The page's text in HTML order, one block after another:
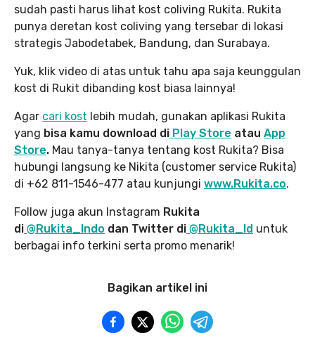
sudah pasti harus lihat kost coliving Rukita. Rukita
punya deretan kost coliving yang tersebar di lokasi
strategis Jabodetabek, Bandung, dan Surabaya.
Yuk, klik video di atas untuk tahu apa saja keunggulan
kost di Rukit dibanding kost biasa lainnya!
Agar cari kost lebih mudah, gunakan aplikasi Rukita
yang bisa kamu download di Play Store atau App
Store. Mau tanya-tanya tentang kost Rukita? Bisa
hubungi langsung ke Nikita (customer service Rukita)
di +62 811-1546-477 atau kunjungi www.Rukita.co.
Follow juga akun Instagram Rukita
di @Rukita_Indo dan Twitter di @Rukita_Id untuk
berbagai info terkini serta promo menarik!
Bagikan artikel ini